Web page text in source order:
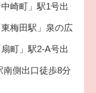
崎町」駅1号出
梅田駅」泉の広
町」駅2-A号出
南側出口徒歩8分